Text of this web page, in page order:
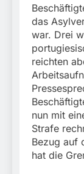
das
war. Drei
reichten
nun mit
Strafe
Bezug auf
hat die